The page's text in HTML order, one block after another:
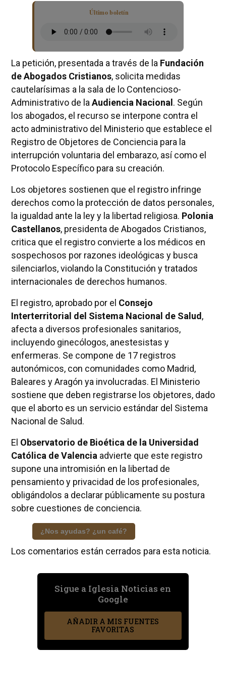
Último boletín
La petición, presentada a través de la Fundación
de Abogados Cristianos, solicita medidas
cautelarísimas a la sala de lo Contencioso-
Administrativo de la Audiencia Nacional. Según
los abogados, el recurso se interpone contra el
acto administrativo del Ministerio que establece el
Registro de Objetores de Conciencia para la
interrupción voluntaria del embarazo, así como el
Protocolo Específico para su creación.
Los objetores sostienen que el registro infringe
derechos como la protección de datos personales,
la igualdad ante la ley y la libertad religiosa. Polonia
Castellanos, presidenta de Abogados Cristianos,
critica que el registro convierte a los médicos en
sospechosos por razones ideológicas y busca
silenciarlos, violando la Constitución y tratados
internacionales de derechos humanos.
El registro, aprobado por el Consejo
Interterritorial del Sistema Nacional de Salud,
afecta a diversos profesionales sanitarios,
incluyendo ginecólogos, anestesistas y
enfermeras. Se compone de 17 registros
autonómicos, con comunidades como Madrid,
Baleares y Aragón ya involucradas. El Ministerio
sostiene que deben registrarse los objetores, dado
que el aborto es un servicio estándar del Sistema
Nacional de Salud.
El Observatorio de Bioética de la Universidad
Católica de Valencia advierte que este registro
supone una intromisión en la libertad de
pensamiento y privacidad de los profesionales,
obligándolos a declarar públicamente su postura
sobre cuestiones de conciencia.
¿Nos ayudas? ¿un café?
Los comentarios están cerrados para esta noticia.
Sigue a Iglesia Noticias en
Google
AÑADIR A MIS FUENTES
FAVORITAS